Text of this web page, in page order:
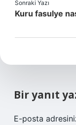
Sonraki Yazı
Kuru fasulye
Bir yanıt
E-posta